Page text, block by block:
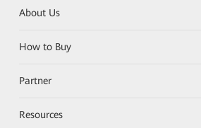
About Us
How to Buy
Partner
Resources